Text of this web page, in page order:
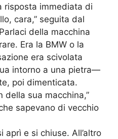
risposta immediata di
cara,” seguita dal
della macchina
Era la BMW o la
era scivolata
intorno a una pietra—
poi dimenticata.
della sua macchina,”
sapevano di vecchio
e si chiuse. All’altro